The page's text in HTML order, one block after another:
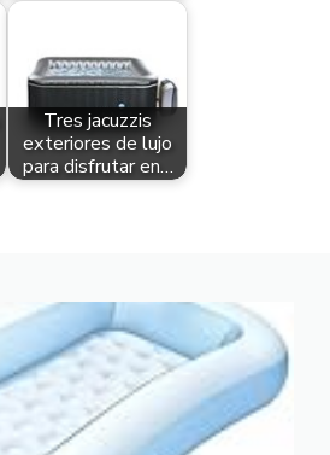
Tres jacuzzis
exteriores de lujo
para disfrutar en…